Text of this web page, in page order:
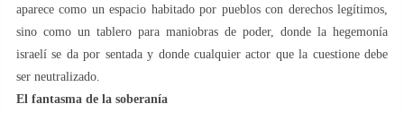
aparece como un espacio habitado por pueblos con derechos legítimos,
sino como un tablero para maniobras de poder, donde la hegemonía
israelí se da por sentada y donde cualquier actor que la cuestione debe
ser neutralizado.
El fantasma de la soberanía